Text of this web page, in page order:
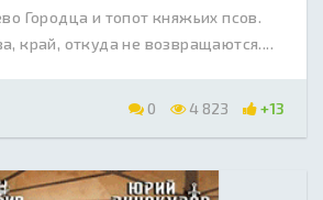
Городца и топот княжьих псов.
край, откуда не возвращаются....
0 4 823 +13